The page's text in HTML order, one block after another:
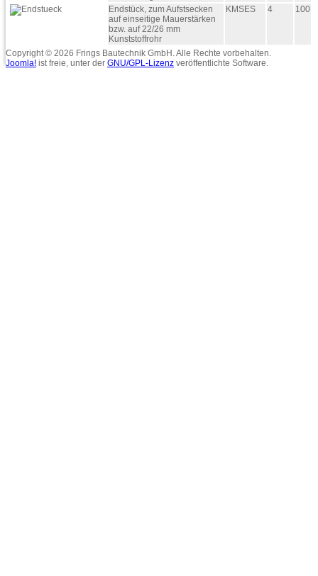
Endstück, zum Aufstsecken
auf einseitige Mauerstärken
bzw. auf 22/26 mm
Kunststoffrohr
KMSES 4 100
Copyright © 2026 Frings Bautechnik GmbH. Alle Rechte vorbehalten.
Joomla! ist freie, unter der GNU/GPL-Lizenz veröffentlichte Software.